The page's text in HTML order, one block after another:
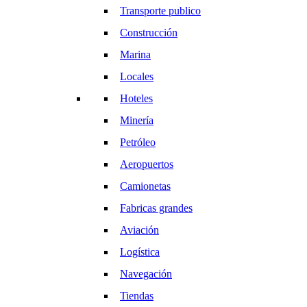
Transporte publico
Construcción
Marina
Locales
Hoteles
Minería
Petróleo
Aeropuertos
Camionetas
Fabricas grandes
Aviación
Logística
Navegación
Tiendas